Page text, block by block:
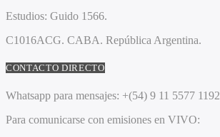
Estudios: Guido 1566.
C1016ACG. CABA. República Argentina.
CONTACTO DIRECTO
Whatsapp para mensajes: +(54) 9 11 5577 1192
Para comunicarse con emisiones en VIVO: